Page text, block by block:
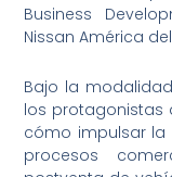
Business
Nissan América del
Bajo la
los protagonistas
cómo impulsar la
procesos